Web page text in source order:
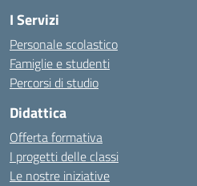
I Servizi
Personale scolastico
Famiglie e studenti
Percorsi di studio
Didattica
Offerta formativa
I progetti delle classi
Le nostre iniziative